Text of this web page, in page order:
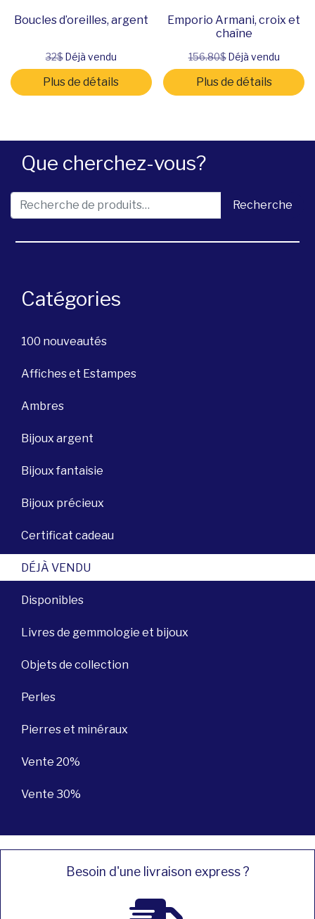
Que cherchez-vous?
Recherche pour : Recherche
Catégories
100 nouveautés
Affiches et Estampes
Ambres
Bijoux argent
Bijoux fantaisie
Bijoux précieux
Certificat cadeau
DÉJÀ VENDU
Disponibles
Livres de gemmologie et bijoux
Objets de collection
Perles
Pierres et minéraux
Vente 20%
Vente 30%
Besoin d'une livraison express ?
Boucles d’oreilles, argent
32$Déjà vendu
Plus de détails
Emporio Armani, croix et
chaîne
156.80$Déjà vendu
Plus de détails